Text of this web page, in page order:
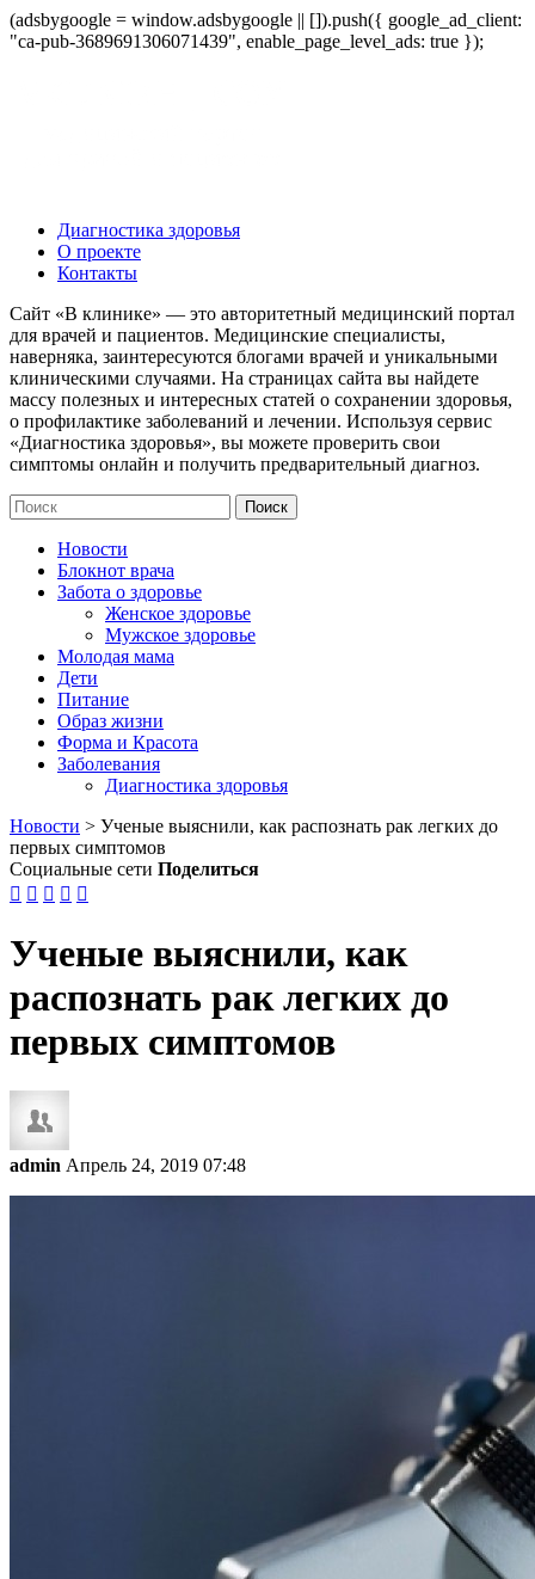
(adsbygoogle = window.adsbygoogle || []).push({ google_ad_client:
"ca-pub-3689691306071439", enable_page_level_ads: true });
Диагностика здоровья
О проекте
Контакты
Сайт «В клинике» — это авторитетный медицинский портал
для врачей и пациентов. Медицинские специалисты,
наверняка, заинтересуются блогами врачей и уникальными
клиническими случаями. На страницах сайта вы найдете
массу полезных и интересных статей о сохранении здоровья,
о профилактике заболеваний и лечении. Используя сервис
«Диагностика здоровья», вы можете проверить свои
симптомы онлайн и получить предварительный диагноз.
Новости
Блокнот врача
Забота о здоровье
Женское здоровье
Мужское здоровье
Молодая мама
Дети
Питание
Образ жизни
Форма и Красота
Заболевания
Диагностика здоровья
Новости > Ученые выяснили, как распознать рак легких до
первых симптомов
Социальные сети Поделиться
    
Ученые выяснили, как
распознать рак легких до
первых симптомов
admin Апрель 24, 2019 07:48